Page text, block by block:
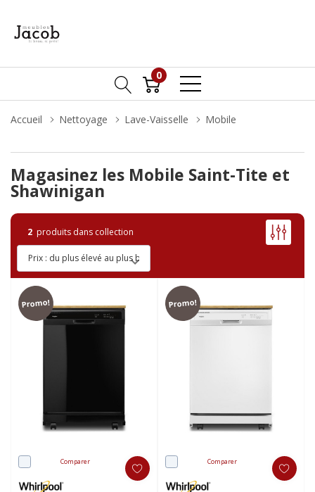
0
Accueil Nettoyage Lave-Vaisselle Mobile
Magasinez les Mobile Saint-Tite et
Shawinigan
2 produits dans collection
Promo!
Comparer
Promo!
Comparer